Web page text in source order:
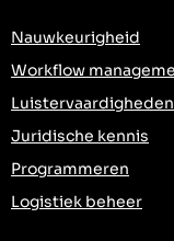
Nauwkeurigheid
Workflow
Luistervaardigheden
Juridische kennis
Programmeren
Logistiek beheer